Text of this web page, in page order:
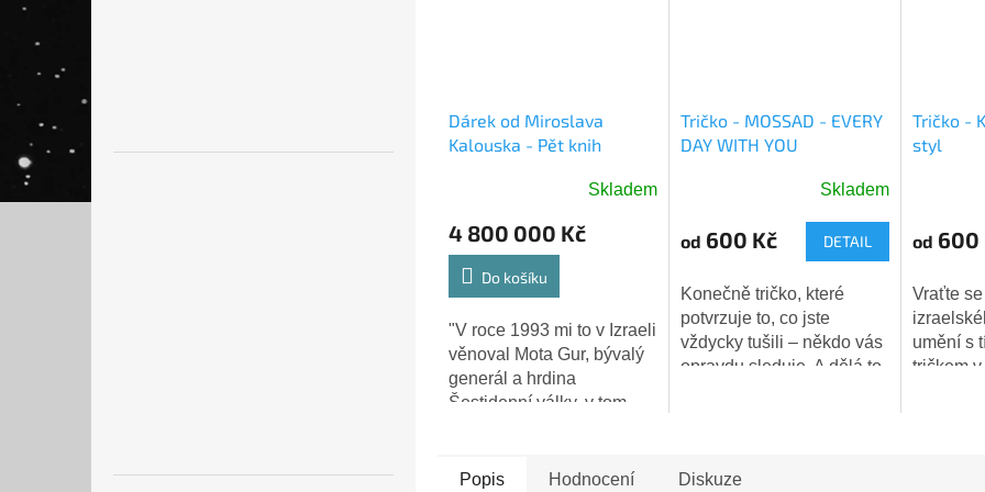
Dárek od Miroslava
Kalouska - Pět knih
Skladem
4 800 000 Kč
Do košíku
"V roce 1993 mi to v Izraeli
věnoval Mota Gur, bývalý
generál a hrdina
Šestidenní války, v tom
vlády. Rabin byl v té době
Tričko - MOSSAD - EVERY
DAY WITH YOU
produktu
5,0
z
5
hvězdiček.
Skladem
od 600 Kč DETAIL
Konečně tričko, které
potvrzuje to, co jste
vždycky tušili – někdo vás
opravdu sleduje. A dělá to
Tričko -
styl
od 600
Vraťte
umění s
tričkem
Popis Hodnocení Diskuze